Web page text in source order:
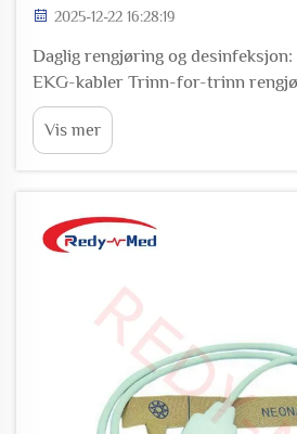
2025-12-22 16:28:19
Daglig rengjøring og
EKG-kabler Trinn-for-trinn
bruk av EPA-godkjente
å koble fra EKG-kablene fra
overvåkningsutstyr de er tilkoblet.
Vis mer